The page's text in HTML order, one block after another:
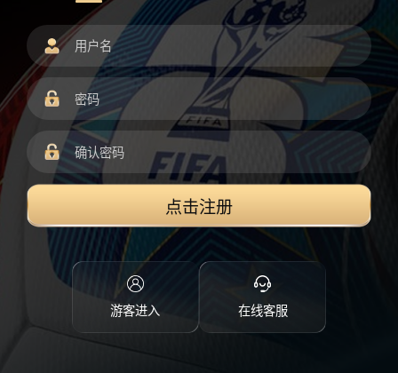
点击注册
游客进入 在线客服